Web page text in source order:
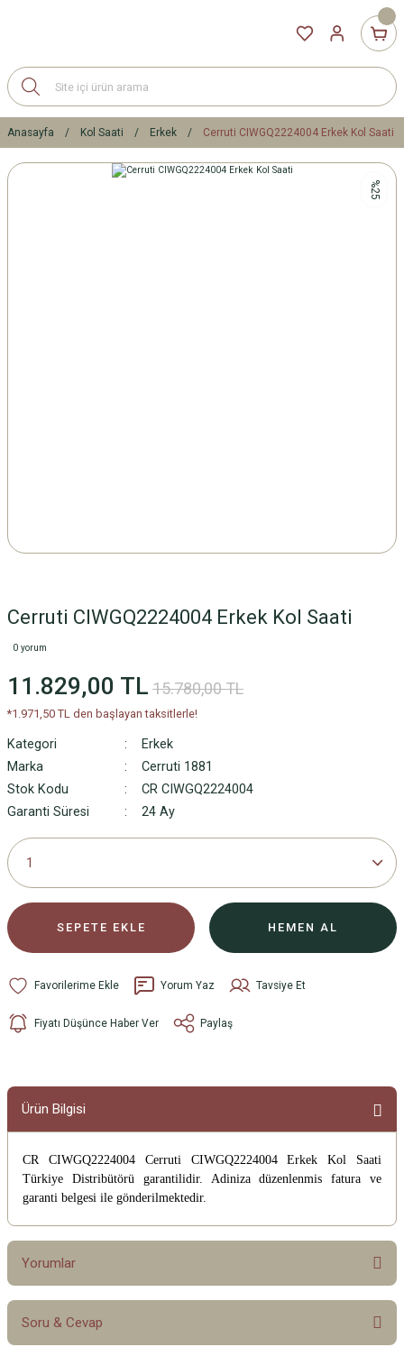
Anasayfa Kol Saati Erkek Cerruti CIWGQ2224004 Erkek Kol Saati
%25
Cerruti CIWGQ2224004 Erkek Kol Saati
0 yorum
11.829,00 TL 15.780,00 TL
*1.971,50 TL den başlayan taksitlerle!
Kategori
Erkek
Marka
Cerruti 1881
Stok Kodu
CR CIWGQ2224004
Garanti Süresi
24 Ay
SEPETE EKLE HEMEN AL
Yorum Yaz Tavsiye Et
Fiyatı Düşünce Haber Ver Paylaş
Ürün Bilgisi
CR CIWGQ2224004 Cerruti CIWGQ2224004 Erkek Kol Saati
Türkiye Distribütörü garantilidir. Adiniza düzenlenmis fatura ve
garanti belgesi ile gönderilmektedir.
Yorumlar
Bu ürüne ilk yorumu siz yapın!
Soru & Cevap